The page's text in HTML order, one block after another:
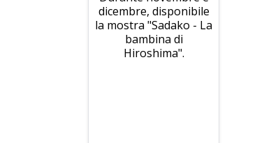
dicembre, disponibile
la mostra "Sadako - La
bambina di
Hiroshima".